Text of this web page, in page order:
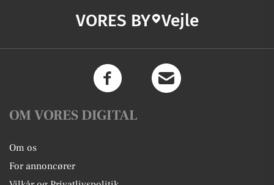
VORES BY Vejle
OM VORES DIGITAL
Om os
For annoncører